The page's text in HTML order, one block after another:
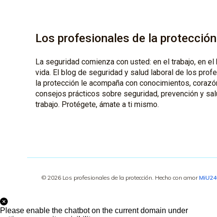
Los profesionales de la protección
La seguridad comienza con usted: en el trabajo, en el
vida. El blog de seguridad y salud laboral de los
la protección le acompaña con conocimientos,
consejos prácticos sobre seguridad, prevención y
trabajo. Protégete, ámate a ti mismo.
© 2026 Los profesionales de la protección. Hecho con amor
Please enable the chatbot on the current domain under